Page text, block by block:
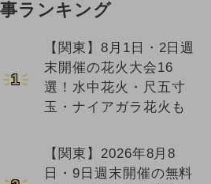
ランキング
1
【関東】8月1日・2日週
末開催の花火大会16
選！水中花火・尺五寸
玉・ナイアガラ花火も
【関東】2026年8月8
日・9日週末開催の無料